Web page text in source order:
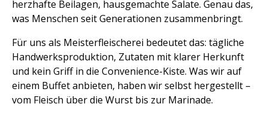
herzhafte Beilagen, hausgemachte Salate. Genau das,
was Menschen seit Generationen zusammenbringt.
Für uns als Meisterfleischerei bedeutet das: tägliche
Handwerksproduktion, Zutaten mit klarer Herkunft
und kein Griff in die Convenience-Kiste. Was wir auf
einem Buffet anbieten, haben wir selbst hergestellt –
vom Fleisch über die Wurst bis zur Marinade.